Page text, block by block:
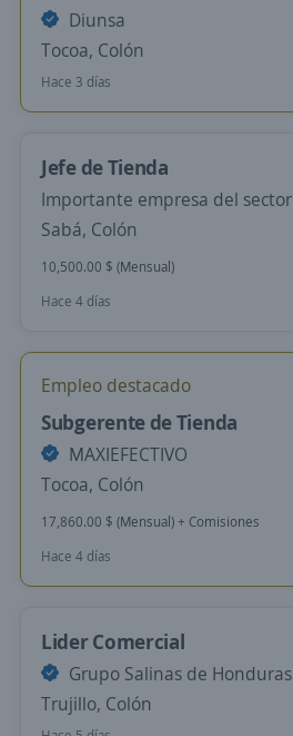
Diunsa
Tocoa, Colón
Hace 3 días
Jefe de Tienda
Importante empresa del sector
Sabá, Colón
10,500.00 $ (Mensual)
Hace 4 días
Empleo destacado
Subgerente de Tienda
MAXIEFECTIVO
Tocoa, Colón
17,860.00 $ (Mensual) + Comisiones
Hace 4 días
Lider Comercial
Grupo Salinas de Honduras
Trujillo, Colón